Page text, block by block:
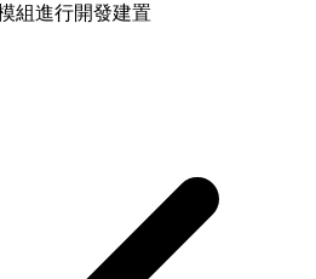
組進行開發建置